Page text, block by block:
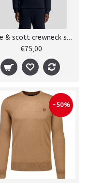
Lyle & scott crewneck sweater
€75,00
-50%